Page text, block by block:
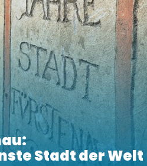
Stadt der Welt